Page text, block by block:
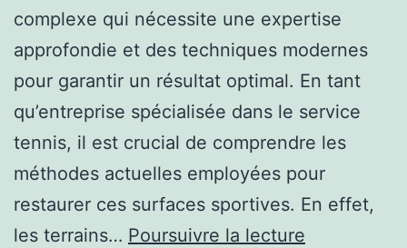
complexe qui nécessite une expertise
approfondie et des techniques modernes
pour garantir un résultat optimal. En tant
qu’entreprise spécialisée dans le service
tennis, il est crucial de comprendre les
méthodes actuelles employées pour
restaurer ces surfaces sportives. En effet,
les terrains… Poursuivre la lecture